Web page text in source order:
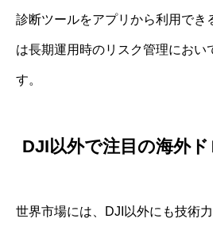
診断ツールをアプリから利用でき
は長期運用時のリスク管理におい
す。
DJI以外で注目の海外
世界市場には、DJI以外にも技術